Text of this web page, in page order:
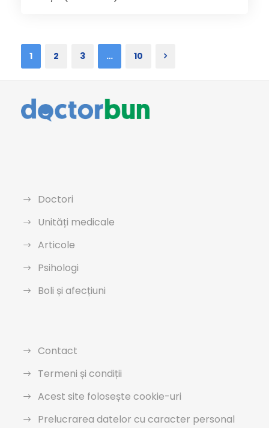
1 2 3 … 10
Doctori
Unități medicale
Articole
Psihologi
Boli și afecțiuni
Contact
Termeni și condiții
Acest site folosește cookie-uri
Prelucrarea datelor cu caracter personal